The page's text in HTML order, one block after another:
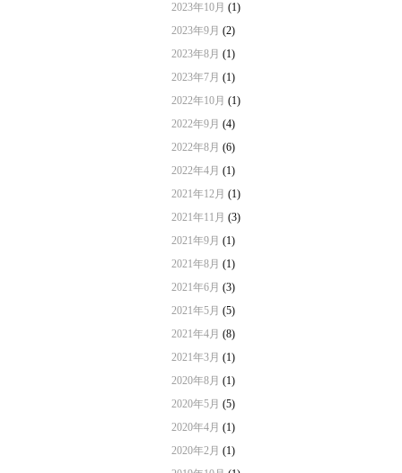
2023年10月 (1)
2023年9月 (2)
2023年8月 (1)
2023年7月 (1)
2022年10月 (1)
2022年9月 (4)
2022年8月 (6)
2022年4月 (1)
2021年12月 (1)
2021年11月 (3)
2021年9月 (1)
2021年8月 (1)
2021年6月 (3)
2021年5月 (5)
2021年4月 (8)
2021年3月 (1)
2020年8月 (1)
2020年5月 (5)
2020年4月 (1)
2020年2月 (1)